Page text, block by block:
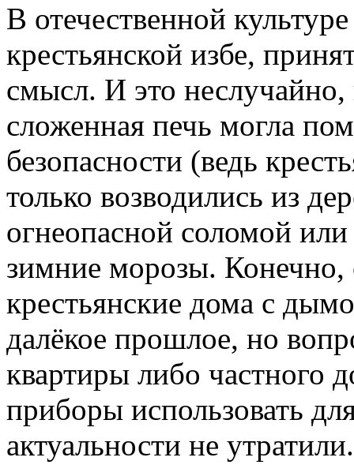
В отечественной
крестьянской избе,
смысл. И это
сложенная печь могла
безопасности (ведь
только возводились из
огнеопасной соломой
зимние морозы. Конечно,
крестьянские дома с
далёкое прошлое, но
квартиры либо частного
приборы использовать
актуальности не утратили.